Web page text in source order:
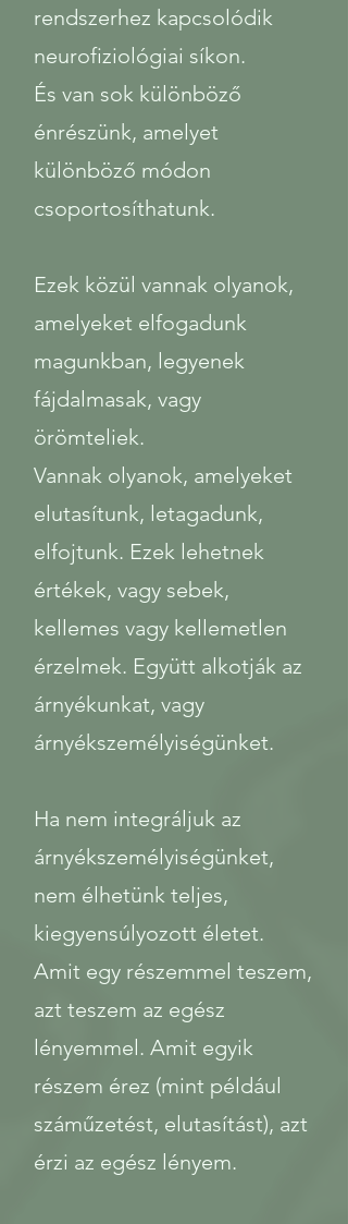
rendszerhez kapcsolódik
neurofiziológiai síkon.
És van sok különböző
énrészünk, amelyet
különböző módon
csoportosíthatunk.
Ezek közül vannak olyanok,
amelyeket elfogadunk
magunkban, legyenek
fájdalmasak, vagy
örömteliek.
Vannak olyanok, amelyeket
elutasítunk, letagadunk,
elfojtunk. Ezek lehetnek
értékek, vagy sebek,
kellemes vagy kellemetlen
érzelmek. Együtt alkotják az
árnyékunkat, vagy
árnyékszemélyiségünket.
Ha nem integráljuk az
árnyékszemélyiségünket,
nem élhetünk teljes,
kiegyensúlyozott életet.
Amit egy részemmel teszem,
azt teszem az egész
lényemmel. Amit egyik
részem érez (mint például
száműzetést, elutasítást), azt
érzi az egész lényem.